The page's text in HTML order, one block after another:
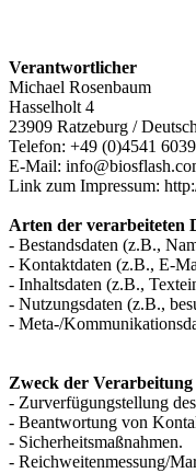
Verantwortlicher
Michael Rosenbaum
Hasselholt 4
23909 Ratzeburg /
Telefon: +49 (0)4541
E-Mail:
Link zum Impressum:
Arten der verarbeiteten
- Bestandsdaten (z.B.,
- Kontaktdaten (z.B., E-
- Inhaltsdaten (z.B.,
- Nutzungsdaten (z.B.,
- Meta-/
Zweck der Verarbeitung
- Zurverfügungstellung
- Beantwortung von
- Sicherheitsmaßnahmen.
- Reichweitenmessung/